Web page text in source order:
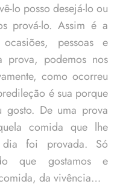
lo posso desejá-lo ou
prová-lo. Assim é a
pessoas e
prova, podemos nos
como ocorreu
é sua porque
gosto. De uma prova
comida que lhe
foi provada. Só
que gostamos e
da vivência…